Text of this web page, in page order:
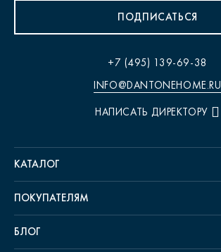
ПОДПИСАТЬСЯ
+7 (495) 139-69-38
INFO@DANTONEHOME.RU
НАПИСАТЬ ДИРЕКТОРУ
КАТАЛОГ
ПОКУПАТЕЛЯМ
БЛОГ